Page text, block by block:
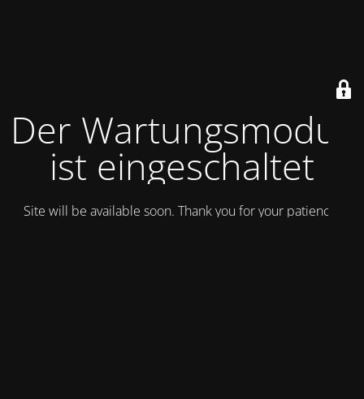
Der Wartungsmodus
ist eingeschaltet
Site will be available soon. Thank you for your patience!